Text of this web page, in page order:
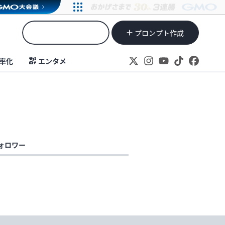
プロンプト作成
化 エンタメ
ロワー